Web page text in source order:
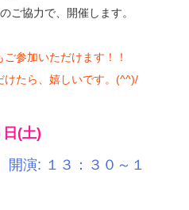
ご協力で、開催します。
参加いただけます！！
たら、嬉しいです。(^^)/
日(土)
演: １３：３０～１